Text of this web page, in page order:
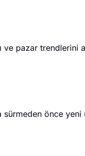
ve pazar
önce